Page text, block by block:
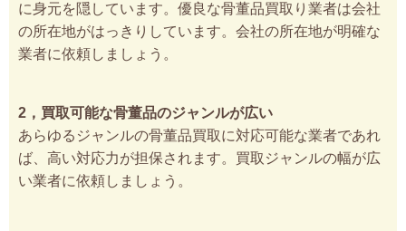
に身元を隠しています。優良な骨董品買取り業者は会社
の所在地がはっきりしています。会社の所在地が明確な
業者に依頼しましょう。
2，買取可能な骨董品のジャンルが広い
あらゆるジャンルの骨董品買取に対応可能な業者であれ
ば、高い対応力が担保されます。買取ジャンルの幅が広
い業者に依頼しましょう。